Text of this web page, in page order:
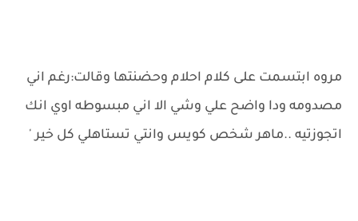
مروه ابتسمت على كلام احلام وحضنتها وقالت:رغم اني
مصدومه ودا واضح علي وشي الا اني مبسوطه اوي انك
اتجوزتيه ..ماهر شخص كويس وانتي تستاهلي كل خير '